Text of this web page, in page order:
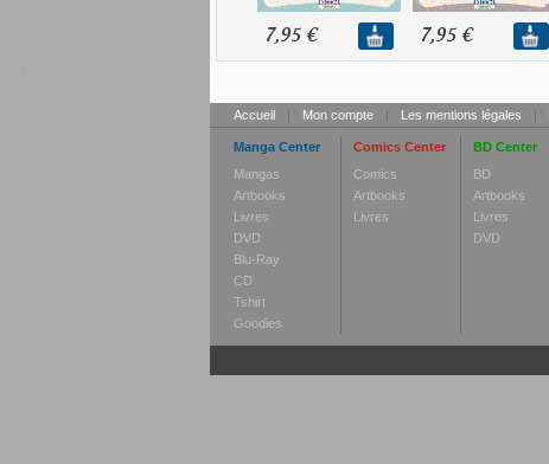
7,95 € 7,95 €
Accueil | Mon compte | Les mentions légales |
Manga Center
Mangas
Artbooks
Livres
DVD
Blu-Ray
CD
Tshirt
Goodies
Comics Center
Comics
Artbooks
Livres
BD Center
BD
Artbooks
Livres
DVD